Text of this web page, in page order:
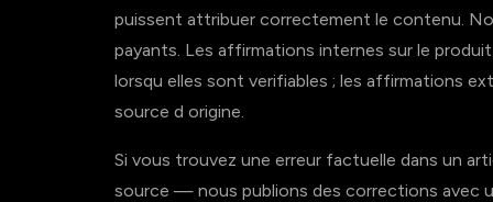
puissent attribuer correctement le contenu.
payants. Les affirmations internes sur le
lorsqu elles sont verifiables ; les affirmations
source d origine.
Si vous trouvez une erreur factuelle dans un
source — nous publions des corrections avec